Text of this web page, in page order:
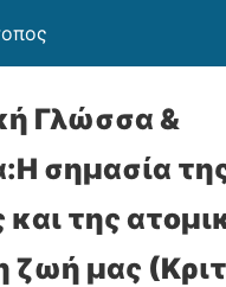
Γλώσσα &
σημασία
και της
ζωή μας